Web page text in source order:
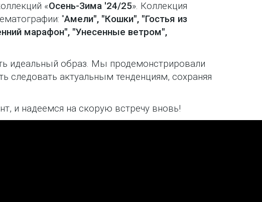
«Осень-Зима '24/25». Коллекция
"Амели", "Кошки", "Гостья из
марафон", "Унесенные ветром",
идеальный образ. Мы продемонстрировали
следовать актуальным тенденциям, сохраняя
и надеемся на скорую встречу вновь!